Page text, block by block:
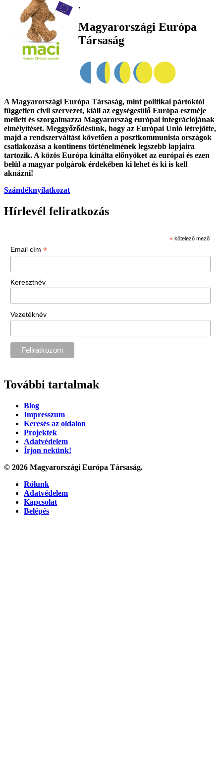
.
Magyarországi Európa
Társaság
A Magyarországi Európa Társaság, mint politikai pártoktól
független civil szervezet, kiáll az egységesülő Európa eszméje
mellett és szorgalmazza Magyarország európai integrációjának
elmélyítését. Meggyőződésünk, hogy az Európai Unió létrejötte,
majd a rendszerváltást követően a posztkommunista országok
csatlakozása a kontinens történelmének legszebb lapjaira
tartozik. A közös Európa kínálta előnyöket az európai és ezen
belül a magyar polgárok érdekében ki lehet és ki is kell
aknázni!
Szándéknyilatkozat
Hírlevél feliratkozás
* kötelező mező
Email cím *
Keresztnév
Vezetéknév
További tartalmak
Blog
Impresszum
Keresés az oldalon
Projektek
Adatvédelem
Írjon nekünk!
© 2026 Magyarországi Európa Társaság.
Rólunk
Adatvédelem
Kapcsolat
Belépés